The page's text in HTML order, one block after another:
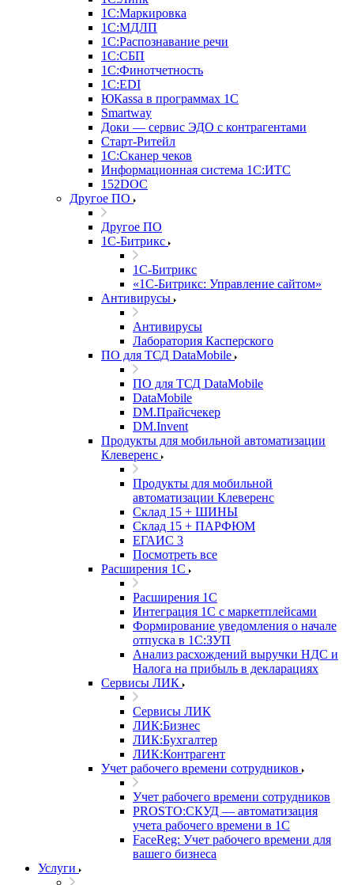
1С:Маркировка
1С:МДЛП
1С:Распознавание речи
1С:СБП
1С:Финотчетность
1С:EDI
ЮКаssа в программах 1С
Smartway
Доки — сервис ЭДО с контрагентами
Старт-Ритейл
1С:Сканер чеков
Информационная система 1С:ИТС
152DOC
Другое ПО
Другое ПО
1С-Битрикс
1С-Битрикс
«1С-Битрикс: Управление сайтом»
Антивирусы
Антивирусы
Лаборатория Касперского
ПО для ТСД DataMobile
ПО для ТСД DataMobile
DataMobile
DM.Прайсчекер
DM.Invent
Продукты для мобильной автоматизации
Клеверенс
Продукты для мобильной
автоматизации Клеверенс
Склад 15 + ШИНЫ
Склад 15 + ПАРФЮМ
ЕГАИС 3
Посмотреть все
Расширения 1С
Расширения 1С
Интеграция 1С с маркетплейсами
Формирование уведомления о начале
отпуска в 1С:ЗУП
Анализ расхождений выручки НДС и
Налога на прибыль в декларациях
Сервисы ЛИК
Сервисы ЛИК
ЛИК:Бизнес
ЛИК:Бухгалтер
ЛИК:Контрагент
Учет рабочего времени сотрудников
Учет рабочего времени сотрудников
PROSTO:СКУД — автоматизация
учета рабочего времени в 1С
FaceReg: Учет рабочего времени для
вашего бизнеса
Услуги